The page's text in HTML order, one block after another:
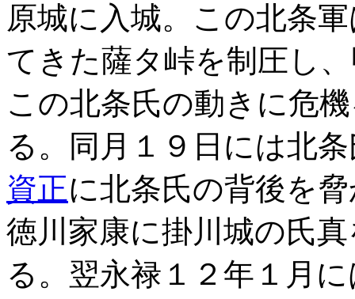
原城に入城。この北条
てきた薩タ峠を制圧し
この北条氏の動きに危
る。同月１９日には北
資正に北条氏の背後を
徳川家康に掛川城の氏
る。翌永禄１２年１月